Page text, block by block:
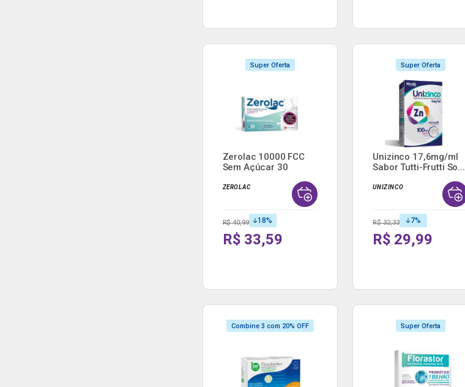
Super Oferta
Zerolac 10000 FCC
Sem Açúcar 30
ZEROLAC
R$ 40,99 18%
R$ 33,59
Super Oferta
Unizinco 17,6mg/ml
Sabor Tutti-Frutti So...
UNIZINCO
R$ 32,33 7%
R$ 29,99
Combine 3 com 20% OFF Super Oferta